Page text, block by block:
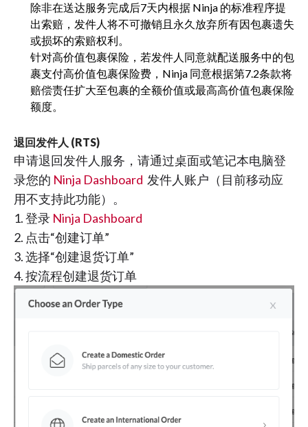
除非在送达服务完成后7天内根据 Ninja 的标准程序提
出索赔，发件人将不可撤销且永久放弃所有因包裹遗失
或损坏的索赔权利。
针对高价值包裹保险，若发件人同意就配送服务中的包
裹支付高价值包裹保险费，Ninja 同意根据第7.2条款将
赔偿责任扩大至包裹的全额价值或最高高价值包裹保险
额度。
退回发件人 (RTS)
申请退回发件人服务，请通过桌面或笔记本电脑登
录您的 Ninja Dashboard 发件人账户（目前移动应
用不支持此功能）。
1. 登录 Ninja Dashboard
2. 点击“创建订单”
3. 选择“创建退货订单”
4. 按流程创建退货订单